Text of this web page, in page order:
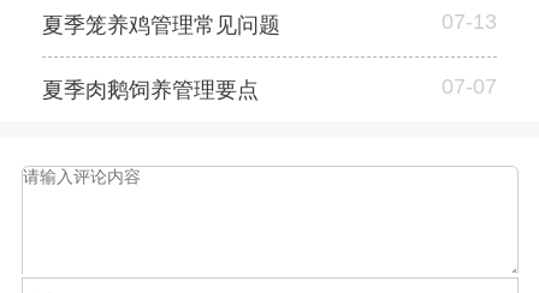
夏季笼养鸡管理常见问题 07-13
夏季肉鹅饲养管理要点 07-07